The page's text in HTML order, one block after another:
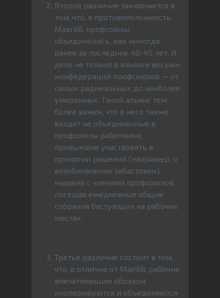
Второе различие заключается в
том, что, в противоположность
Маю’68, профсоюзы
объединились, как никогда
ранее за последние 40-45 лет. И
дело не только в альянсе восьми
конфедераций профсоюзов — от
самых радикальных до наиболее
умеренных. Такой альянс тем
более важен, что в него также
входят не объединённые в
профсоюзы работники,
привыкшие участвовать в
принятии решений (например, о
возобновлении забастовок)
наравне с членами профсоюзов,
посещая ежедневные общие
собрания бастующих на рабочих
местах.
Третье различие состоит в том,
что, в отличие от Мая’68, рабочие
впечатляющим образом
кооперируются и объединяются